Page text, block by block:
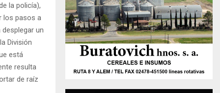
la policía),
los pasos a
un
División
está
resulta
de raíz